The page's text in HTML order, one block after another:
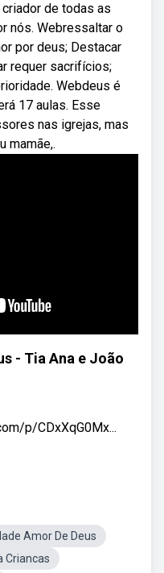
de todas as
nós. Webressaltar o
por deus; Destacar
requer sacrifícios;
Webdeus é
17 aulas. Esse
nas igrejas, mas
mamãe,.
- Tia Ana e João
p/CDxXqG0Mx...​
Amor De Deus
Criancas